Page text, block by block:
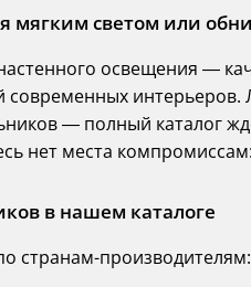
мягким светом или
освещения —
современных
— полный каталог
нет места
в нашем каталоге
странам-производителям: